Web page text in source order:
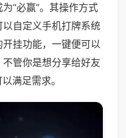
“必赢”。其操作方式
自定义手机打牌系统
挂功能，一键便可以
管你是想分享给好友
满足需求。